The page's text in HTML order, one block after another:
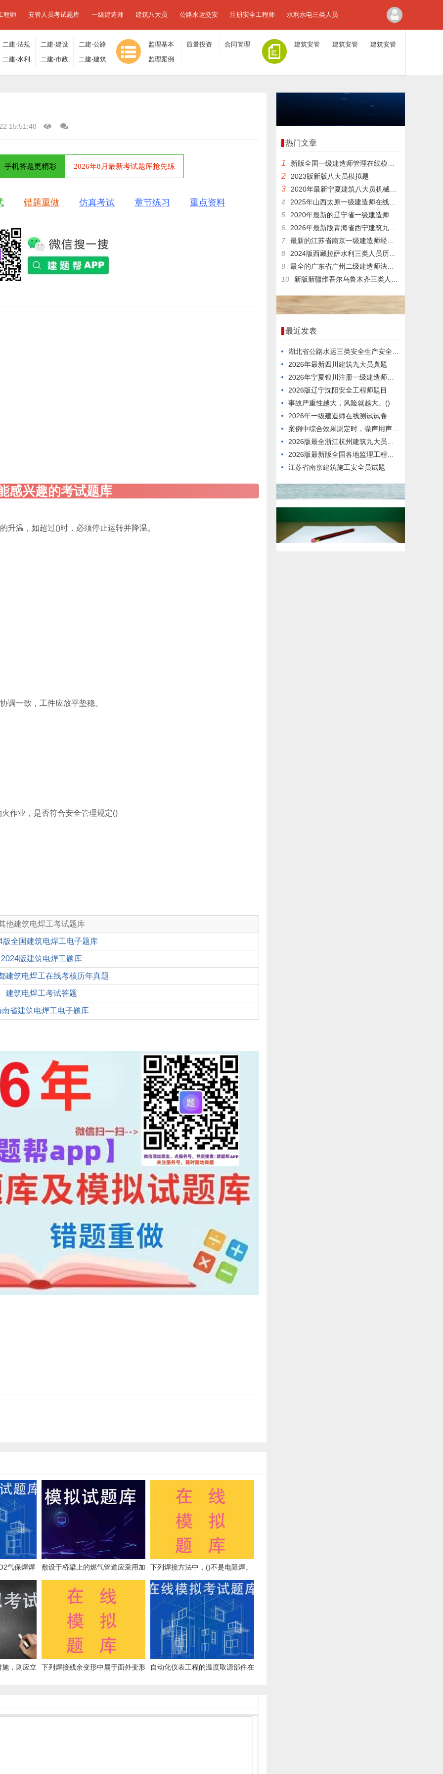
程师 安管人员考试题库 一级建造师 建筑八大员 公路水运交安 注册安全工程师 水利水电三类人员
二建-法规
及相关知
识
二建-建设
工程施工
管理
二建-公路
工程
二建-水利
水电
二建-市政
工程
二建-建筑
工程
监理基本
理论与相
关法规
质量投资 合同管理
监理案例
分析
建筑安管 建筑安管 建筑安管
15:51:48
手机答题更精彩 2026年8月最新考试题库抢先练
错题重做 仿真考试 章节练习 重点资料
升温，如超过()时，必须停止运转并降温。
调一致，工件应放平垫稳。
作业，是否符合安全管理规定()
他建筑电焊工考试题库
版全国建筑电焊工电子题库
2024版建筑电焊工题库
建筑电焊工在线考核历年真题
建筑电焊工考试答题
南省建筑电焊工电子题库
气保焊焊
敷设于桥梁上的燃气管道应采用加
少焊缝，对焊缝应进行()无损探
下列焊接方法中，()不是电阻焊。
，则应立
下列焊接残余变形中属于面外变形
自动化仪表工程的温度取源部件在
热门文章
1 新版全国一级建造师管理在线模拟试题和做题软件
2 2023版新版八大员模拟题
3
2020年最新宁夏建筑八大员机械员历年题库及培训
4
2025年山西太原一级建造师在线试卷
5
2020年最新的辽宁省一级建造师矿业在线模拟考试模拟试题和专业资料
6
2026年最新版青海省西宁建筑九大员资料员在线模拟考试模拟题库
7
最新的江苏省南京一级建造师经济测试模拟习题跟专业资料
8
2024版西藏拉萨水利三类人员历年题库
9
最全的广东省广州二级建造师法规考试历年题库与精华资料
10
新版新疆维吾尔乌鲁木齐三类人员a类在线测试模拟习题重点知识
最近发表
湖北省公路水运三类安全生产安全管理人员，怎么备考好？
2026年最新四川建筑九大员真题
2026年宁夏银川注册一级建造师在线考试考试题型
2026版辽宁沈阳安全工程师题目
事故严重性越大，风险就越大。()
2026年一级建造师在线测试试卷
案例中综合效果测定时，噪声用声级计测定选点在房间中心离地面高度1.6m处。
2026版最全浙江杭州建筑九大员题目
2026版最新版全国各地监理工程师历年题库
江苏省南京建筑施工安全员试题